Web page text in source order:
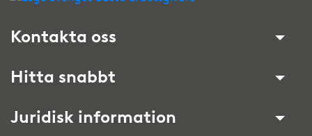
Kontakta oss
Hitta snabbt
Juridisk information